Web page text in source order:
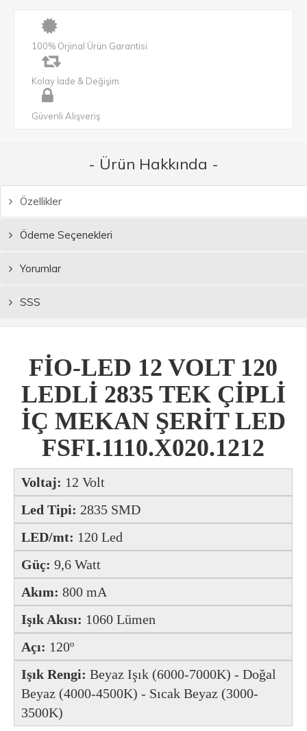
100% Orjinal Ürün Garantisi
Kolay İade & Değişim
Güvenli Alışveriş
- Ürün Hakkında -
Özellikler
Ödeme Seçenekleri
Yorumlar
SSS
FİO-LED 12 VOLT 120
LEDLİ 2835 TEK ÇİPLİ
İÇ MEKAN ŞERİT LED
FSFI.1110.X020.1212
Voltaj: 12 Volt
Led Tipi: 2835 SMD
LED/mt: 120 Led
Güç: 9,6 Watt
Akım: 800 mA
Işık Akısı: 1060 Lümen
Açı: 120º
Işık Rengi: Beyaz Işık (6000-7000K) - Doğal
Beyaz (4000-4500K) - Sıcak Beyaz (3000-
3500K)